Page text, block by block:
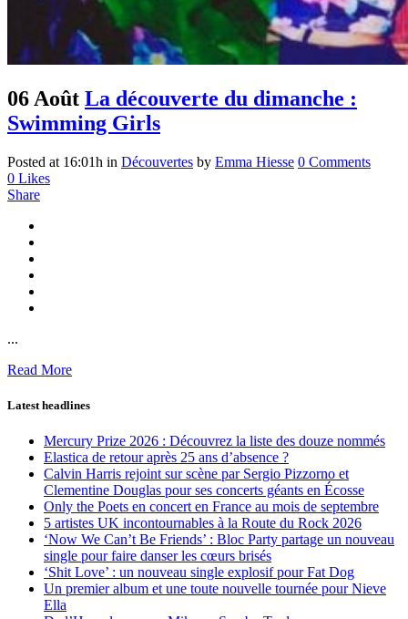
06 Août La découverte du dimanche :
Swimming Girls
Posted at 16:01h in Découvertes by Emma Hiesse 0 Comments
0 Likes
Share
...
Read More
Latest headlines
Mercury Prize 2026 : Découvrez la liste des douze nommés
Elastica de retour après 25 ans d’absence ?
Calvin Harris rejoint sur scène par Sergio Pizzorno et
Clementine Douglas pour ses concerts géants en Écosse
Only the Poets en concert en France au mois de septembre
5 artistes UK incontournables à la Route du Rock 2026
‘Now We Can’t Be Friends’ : Bloc Party partage un nouveau
single pour faire danser les cœurs brisés
‘Shit Love’ : un nouveau single explosif pour Fat Dog
Un premier album et une toute nouvelle tournée pour Nieve
Ella